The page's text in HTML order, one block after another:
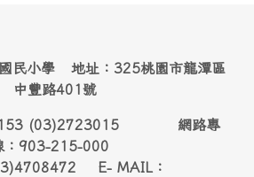
民小學 地址：325桃園市龍潭區
中豐路401號
(03)2723015 網路專
：903-215-000
E- MAIL：